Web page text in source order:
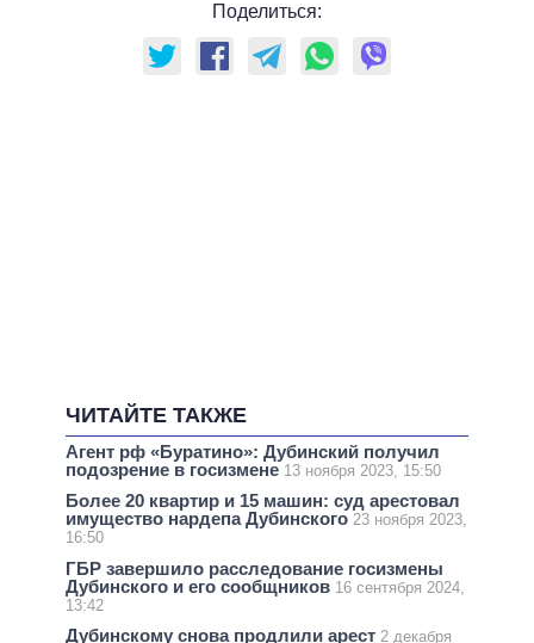
Поделиться:
ЧИТАЙТЕ ТАКЖЕ
Агент рф «Буратино»: Дубинский получил
подозрение в госизмене 13 ноября 2023, 15:50
Более 20 квартир и 15 машин: суд арестовал
имущество нардепа Дубинского 23 ноября 2023,
16:50
ГБР завершило расследование госизмены
Дубинского и его сообщников 16 сентября 2024,
13:42
Дубинскому снова продлили арест 2 декабря